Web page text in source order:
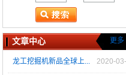
文章中心 更多
龙工挖掘机新品全球上... 2020-